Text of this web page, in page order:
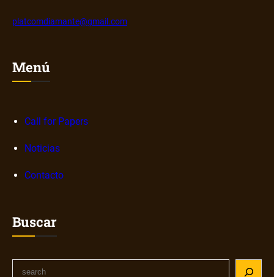
platcomdiamante@gmail.com
Menú
Call for Papers
Noticias
Contacto
Buscar